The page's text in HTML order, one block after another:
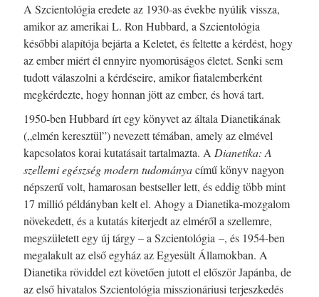
A Szcientológia eredete az 1930-as évekbe nyúlik vissza,
amikor az amerikai L. Ron Hubbard, a Szcientológia
későbbi alapítója bejárta a Keletet, és feltette a kérdést, hogy
az ember miért él ennyire nyomorúságos életet. Senki sem
tudott válaszolni a kérdéseire, amikor fiatalemberként
megkérdezte, hogy honnan jött az ember, és hová tart.
1950-ben Hubbard írt egy könyvet az általa Dianetikának
(„elmén keresztül”) nevezett témában, amely az elmével
kapcsolatos korai kutatásait tartalmazta. A Dianetika: A
szellemi egészség modern tudományacímű könyv nagyon
népszerű volt, hamarosan bestseller lett, és eddig több mint
17 millió példányban kelt el. Ahogy a Dianetika-mozgalom
növekedett, és a kutatás kiterjedt az elméről a szellemre,
megszületett egy új tárgy – a Szcientológia –, és 1954-ben
megalakult az első egyház az Egyesült Államokban. A
Dianetika röviddel ezt követően jutott el először Japánba, de
az első hivatalos Szcientológia misszionáriusi terjeszkedés